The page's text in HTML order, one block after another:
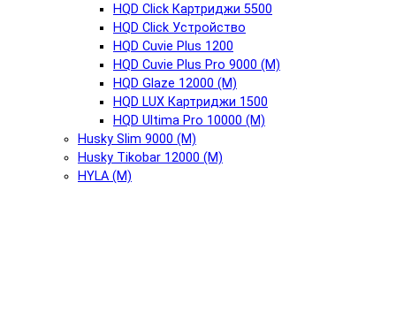
HQD Click Картриджи 5500
HQD Click Устройство
HQD Cuvie Plus 1200
HQD Cuvie Plus Pro 9000 (М)
HQD Glaze 12000 (М)
HQD LUX Картриджи 1500
HQD Ultima Pro 10000 (М)
Husky Slim 9000 (М)
Husky Tikobar 12000 (М)
HYLA (М)